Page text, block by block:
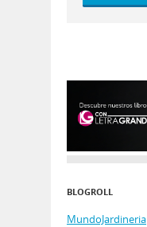
BLOGROLL
MundoJardineria